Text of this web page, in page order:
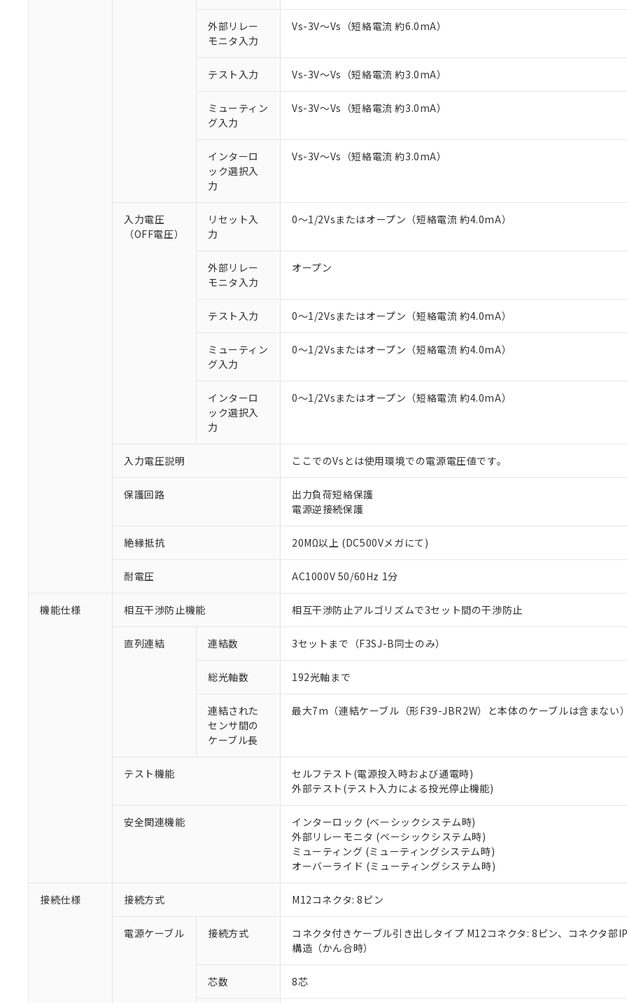
外部リレー
モニタ入力
Vs-3V～Vs（短絡電流 約6.0mA）
テスト入力 Vs-3V～Vs（短絡電流 約3.0mA）
ミューティン
グ入力
Vs-3V～Vs（短絡電流 約3.0mA）
インターロ
ック選択入
力
Vs-3V～Vs（短絡電流 約3.0mA）
入力電圧
（OFF電圧）
リセット入
力
0～1/2Vsまたはオープン（短絡電流 約4.0mA）
外部リレー
モニタ入力
オープン
テスト入力 0～1/2Vsまたはオープン（短絡電流 約4.0mA）
ミューティン
グ入力
0～1/2Vsまたはオープン（短絡電流 約4.0mA）
インターロ
ック選択入
力
0～1/2Vsまたはオープン（短絡電流 約4.0mA）
入力電圧説明 ここでのVsとは使用環境での電源電圧値です。
保護回路
出力負荷短絡保護
電源逆接続保護
絶縁抵抗 20MΩ以上 (DC500Vメガにて)
耐電圧 AC1000V 50/60Hz 1分
機能仕様 相互干渉防止機能 相互干渉防止アルゴリズムで3セット間の干渉防止
直列連結 連結数 3セットまで（F3SJ-B同士のみ）
総光軸数 192光軸まで
連結された
センサ間の
ケーブル長
最大7m（連結ケーブル（形F39-JBR2W）と本体のケーブルは含まない）
テスト機能
セルフテスト(電源投入時および通電時)
外部テスト(テスト入力による投光停止機能)
安全関連機能
インターロック (ベーシックシステム時)
外部リレーモニタ (ベーシックシステム時)
ミューティング (ミューティングシステム時)
オーバーライド (ミューティングシステム時)
接続仕様 接続方式 M12コネクタ: 8ピン
電源ケーブル 接続方式
コネクタ付きケーブル引き出しタイプ M12コネクタ: 8ピン、コネクタ部
構造（かん合時）
芯数 8芯
くものです。
当社制御機器事業取扱商品の中には、本サービスの対象外となる商品もあることを
在庫状況および標準価格照会結果は、記載している更新日時点での社内データに基
のであり、閲覧された時点での実際の在庫および標準価格とは異なる場合がある
い。
当社販売員にご相談ください。
オムロン制御機器販売店や当社販売拠点は「
マイパーツ機能（部品リスト作成サービス）をご利用いただくには、I-Webメンバ
ている必要があります。
が、当社の製品・サービスに関するお客様との取引・商談に必要な範囲で利用す
さい。
いる法人を指します。
鉛(Pb) 1000ppm以下、 水銀(Hg) 1000ppm以下、 カドミウム(Cd) 100ppm以下、
六価クロム(Cr(Ⅵ)) 1000ppm以下、ポリ臭化ビフェニル類(PBB) 1000ppm以下、ポリ臭化ジフェニルエーテル類
フタル酸ビス(2-エチルヘキシル) (DEHP)(別名：DOP) 1000ppm以下、フタル酸ブチルベンジル（BBP）
ル（DBP） 1000ppm以下、フタル酸ジイソブチル (DIBP) 1000ppm以下
フタル酸エステル類の４物質については閾値を超える意図的な使用がないことを確認しています。
※2 対応予定月
部品在庫の切り替え状況などにより、予定月が前後することがあります。
下記の非含有証明書をダウンロードすることができます。
EU RoHS指令（10物質）の非含有証明書
51物質の非含有証明書（当社基準）
※本証明書は発行日時点で非含有を証明するもので、過去に遡って非含有を証明するも
混在することから備考欄に対応日を記載しておりました。
既に当社にて対応品への在庫切替を完了していることから、特段のことがない限り、
り割愛しております。
「－」：未確認です。当社販売部門へお問い合わせください。
*中国RoHS10物質の基準値 (GB/T26572)：
Pb(鉛) :1000ppm、 Hg(水銀) : 1000ppm、 Cd(カドミウム) : 100ppm、
Cr(Ⅵ)(六価クロム) : 1000ppm、 PBBs(ポリ臭化ビフェニル類) : 1000ppm、 PBDEs(ポリ臭化ジフェニルエーテ
DBP(フタル酸ジブチル) : 1000ppm、 DIBP(フタル酸ジイソブチル) : 1000ppm、 BBP(フタル酸ブチルベンジル)
DEHP(フタル酸ビス(2-エチルヘキシル)) : 1000ppm
※2 環境保護使用期限
「ｅ」：有害物質（10物質）のすべてが基準値以下であることを示します。
「10」：通常の使用状況下において有害物質が外部に漏えいし、環境に深刻な影響を及
味します。
う）を輸出または国外への提供する場合は、日本国政府の輸出許可(または役務取
などの必要な手続きをとります。
当社は規制貨物を破棄する場合は、完全に破砕するなど、違法に輸出されないよう
当社は貴社製品を、核兵器、ミサイル、化学兵器、生物兵器またはその他武器並び
置等に一切使用いたしません。
当社は、貴社製品を第三者に販売する場合は、上記1、2および3の内容を当該第三
また当社は、販売先および販売に係わる関係者が違法に輸出するおそれがある場
合意する キャンセル
記
号
○ 一定数以上の在庫あり
△ 一定数には満たないが在庫あり
機器販売店・当社販売員にご確認ください)